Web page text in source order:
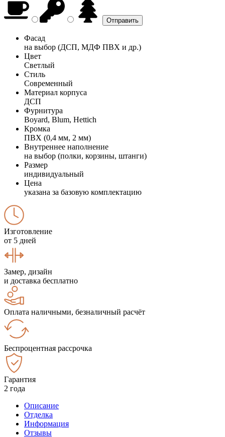
Фасад
на выбор (ДСП, МДФ ПВХ и др.)
Цвет
Светлый
Стиль
Современный
Материал корпуса
ДСП
Фурнитура
Boyard, Blum, Hettich
Кромка
ПВХ (0,4 мм, 2 мм)
Внутреннее наполнение
на выбор (полки, корзины, штанги)
Размер
индивидуальный
Цена
указана за базовую комплектацию
Изготовление
от 5 дней
Замер, дизайн
и доставка бесплатно
Оплата наличными, безналичный расчёт
Беспроцентная рассрочка
Гарантия
2 года
Описание
Отделка
Информация
Отзывы